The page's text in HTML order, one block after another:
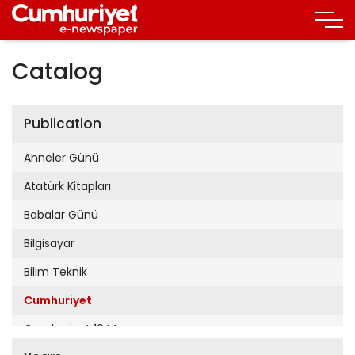
Catalog
Publication
Anneler Günü
Atatürk Kitapları
Babalar Günü
Bilgisayar
Bilim Teknik
Cumhuriyet
Cumhuriyet 19 Mayıs